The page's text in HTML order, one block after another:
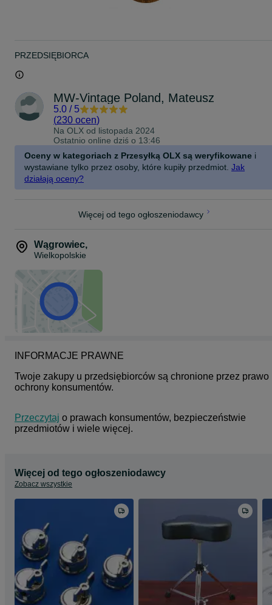
PRZEDSIĘBIORCA
MW-Vintage Poland, Mateusz
5.0 / 5
(230 ocen)
Na OLX od listopada 2024
Ostatnio online dziś o 13:46
Oceny w kategoriach z Przesyłką OLX są weryfikowane i
wystawiane tylko przez osoby, które kupiły przedmiot. Jak
działają oceny?
Więcej od tego ogłoszeniodawcy
Wągrowiec,
Wielkopolskie
INFORMACJE PRAWNE
Twoje zakupy u przedsiębiorców są chronione przez prawo
ochrony konsumentów.
Przeczytaj o prawach konsumentów, bezpieczeństwie
przedmiotów i wiele więcej.
Więcej od tego ogłoszeniodawcy
Zobacz wszystkie